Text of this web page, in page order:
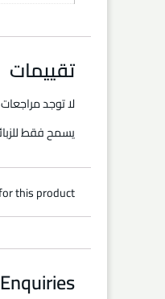
تقييمات
لا توجد
يسمح فقط
this product!